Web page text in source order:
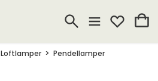
Loftlamper Pendellamper